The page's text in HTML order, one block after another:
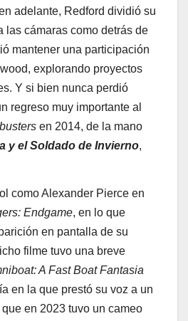
adelante, Redford dividió su
las cámaras como detrás de
mantener una participación
explorando proyectos
Y si bien nunca perdió
regreso muy importante al
en 2014, de la mano
y el Soldado de Invierno,
como Alexander Pierce en
Endgame, en lo que
en pantalla de su
filme tuvo una breve
A Fast Boat Fantasia
en la que prestó su voz a un
en 2023 tuvo un cameo